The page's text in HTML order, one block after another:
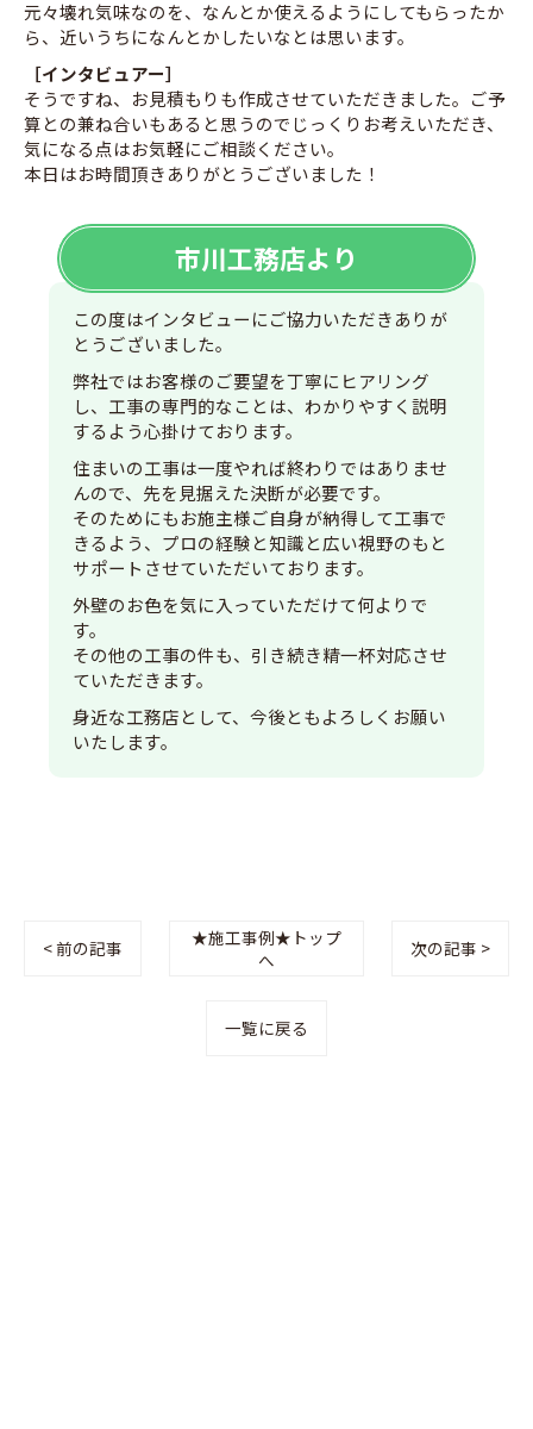
元々壊れ気味なのを、なんとか使えるようにしてもらったか
ら、近いうちになんとかしたいなとは思います。
［インタビュアー］
そうですね、お見積もりも作成させていただきました。ご予
算との兼ね合いもあると思うのでじっくりお考えいただき、
気になる点はお気軽にご相談ください。
本日はお時間頂きありがとうございました！
市川工務店より
この度はインタビューにご協力いただきありが
とうございました。
弊社ではお客様のご要望を丁寧にヒアリング
し、工事の専門的なことは、わかりやすく説明
するよう心掛けております。
住まいの工事は一度やれば終わりではありませ
んので、先を見据えた決断が必要です。
そのためにもお施主様ご自身が納得して工事で
きるよう、プロの経験と知識と広い視野のもと
サポートさせていただいております。
外壁のお色を気に入っていただけて何よりで
す。
その他の工事の件も、引き続き精一杯対応させ
ていただきます。
身近な工務店として、今後ともよろしくお願い
いたします。
< 前の記事
★施工事例★トップ
へ
次の記事 >
一覧に戻る